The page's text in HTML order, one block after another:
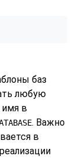
баз
любую
имя в
. Важно
в